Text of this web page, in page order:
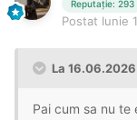
Reputație: 293
Postat Iunie
La
Pai cum sa nu